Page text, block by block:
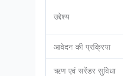
उद्देश्य
आवेदन की प्रक्रिया
ऋण एवं सरेंडर सुविधा